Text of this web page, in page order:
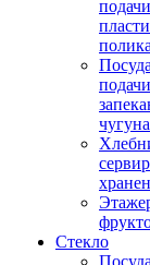
чугуна
Стекло